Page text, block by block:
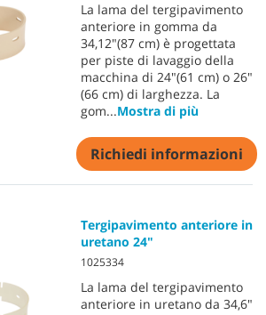
La lama del tergipavimento
anteriore in gomma da
34,12"(87 cm) è progettata
per piste di lavaggio della
macchina di 24"(61 cm) o 26"
(66 cm) di larghezza. La
gom...Mostra di più
Richiedi informazioni
Tergipavimento anteriore in
uretano 24"
1025334
La lama del tergipavimento
anteriore in uretano da 34,6"